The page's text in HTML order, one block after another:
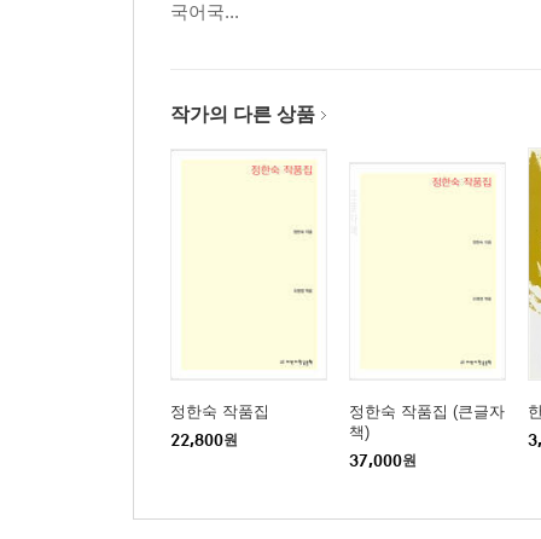
국어국...
작가의 다른 상품
정한숙 작품집
22,800원
정한숙 작품집 (큰글자
책)
37,000원